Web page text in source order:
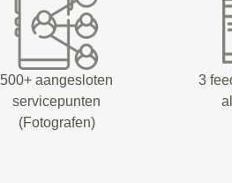
500+ aangesloten
servicepunten
(Fotografen)
3